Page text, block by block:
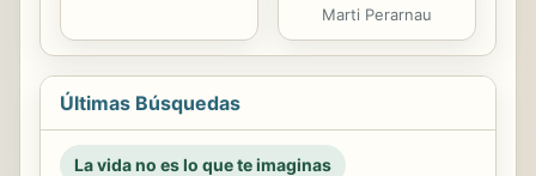
Marti Perarnau
Últimas Búsquedas
La vida no es lo que te imaginas